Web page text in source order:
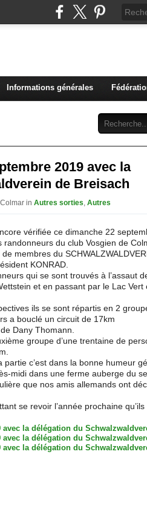
Informations générales
2019 avec la
de Breisach
in Autres sorties, Autres
vérifiée ce dimanche 22
du club Vosgien de
membres du
KONRAD.
qui se sont trouvés à l’assaut
et en passant par le Lac Vert
ils se sont répartis en 2
a bouclé un circuit de 17km
Dany Thomann.
groupe d’une trentaine de
c’est dans la bonne humeur
midi dans une ferme auberge du
que nos amis allemands ont
se revoir l’année prochaine qu’ils